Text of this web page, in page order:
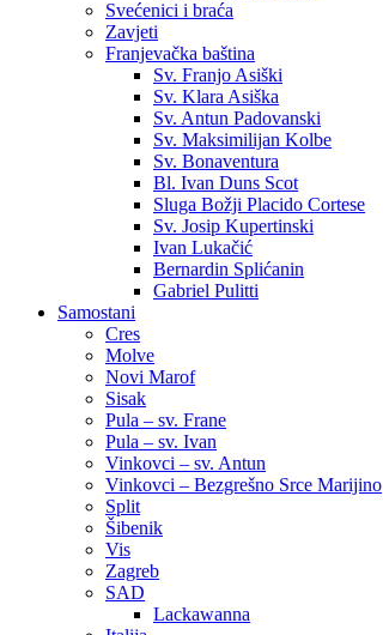
Svećenici i braća
Zavjeti
Franjevačka baština
Sv. Franjo Asiški
Sv. Klara Asiška
Sv. Antun Padovanski
Sv. Maksimilijan Kolbe
Sv. Bonaventura
Bl. Ivan Duns Scot
Sluga Božji Placido Cortese
Sv. Josip Kupertinski
Ivan Lukačić
Bernardin Splićanin
Gabriel Pulitti
Samostani
Cres
Molve
Novi Marof
Sisak
Pula – sv. Frane
Pula – sv. Ivan
Vinkovci – sv. Antun
Vinkovci – Bezgrešno Srce Marijino
Split
Šibenik
Vis
Zagreb
SAD
Lackawanna